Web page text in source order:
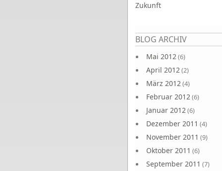
Zukunft
BLOG ARCHIV
Mai 2012(6)
April 2012(2)
März 2012(4)
Februar 2012(6)
Januar 2012(6)
Dezember 2011 (4)
November 2011 (9)
Oktober 2011 (6)
September 2011 (7)
Seiten